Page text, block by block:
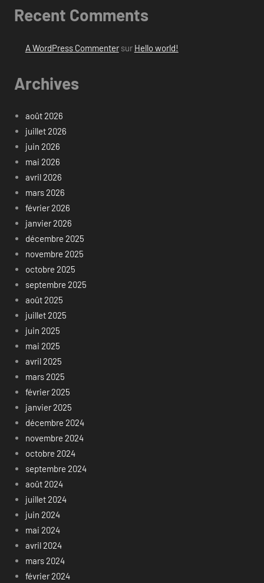
Recent Comments
A WordPress Commentersur Hello world!
Archives
août 2026
juillet 2026
juin 2026
mai 2026
avril 2026
mars 2026
février 2026
janvier 2026
décembre 2025
novembre 2025
octobre 2025
septembre 2025
août 2025
juillet 2025
juin 2025
mai 2025
avril 2025
mars 2025
février 2025
janvier 2025
décembre 2024
novembre 2024
octobre 2024
septembre 2024
août 2024
juillet 2024
juin 2024
mai 2024
avril 2024
mars 2024
février 2024